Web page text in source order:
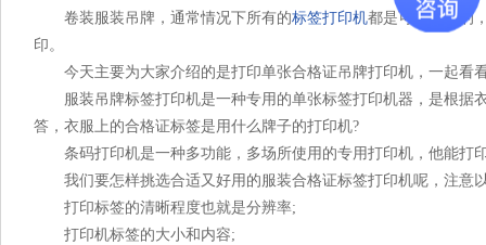
卷装服装吊牌，通常情况下所有的标签打印机都是可以打印的
印。
今天主要为大家介绍的是打印单张合格证吊牌打印机，一起看
服装吊牌标签打印机是一种专用的单张标签打印机器，是根据
答，衣服上的合格证标签是用什么牌子的打印机?
条码打印机是一种多功能，多场所使用的专用打印机，他能打
我们要怎样挑选合适又好用的服装合格证标签打印机呢，注意
打印标签的清晰程度也就是分辨率;
打印机标签的大小和内容;